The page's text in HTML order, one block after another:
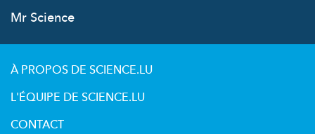
Mr Science
À PROPOS DE SCIENCE.LU
L'ÉQUIPE DE SCIENCE.LU
CONTACT